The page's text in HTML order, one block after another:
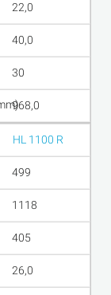
22,0
40,0
30
968,0
HL 1100 R
499
1118
405
26,0